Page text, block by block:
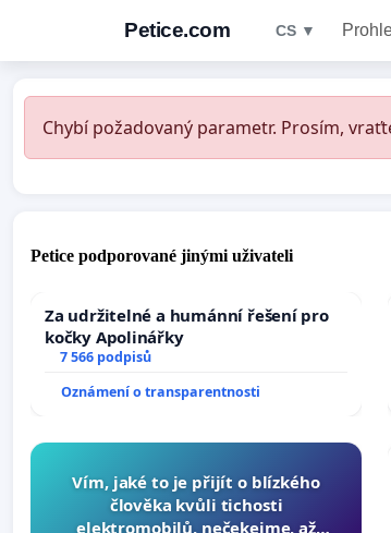
Petice.com CS ▼
Chybí požadovaný parametr. Prosím,
Petice podporované jinými uživateli
Za udržitelné a humánní řešení pro
kočky Apolinářky
7 566 podpisů
Oznámení o transparentnosti
Vím, jaké to je přijít o blízkého
člověka kvůli tichosti
elektromobilů, nečekejme, až